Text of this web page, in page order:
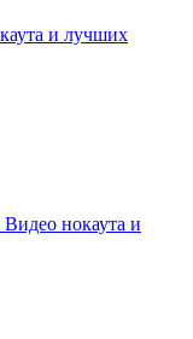
и лучших
нокаута и